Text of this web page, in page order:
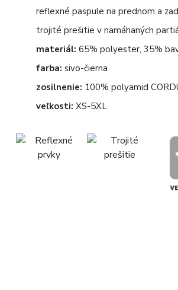
reflexné paspule na prednom a
trojité prešitie v namáhaných
materiál: 65% polyester, 35%
farba: sivo-čierna
zosilnenie: 100% polyamid
veľkosti: XS-5XL